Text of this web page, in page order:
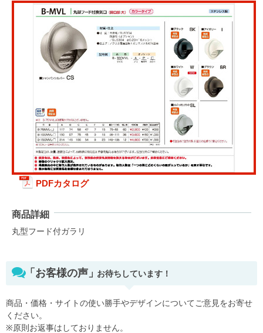
PDFカタログ
商品詳細
丸型フード付ガラリ
「お客様の声」お待ちしています！
商品・価格・サイトの使い勝手やデザインについてご意見をお寄せ
ください。
※原則お返事はしておりません。